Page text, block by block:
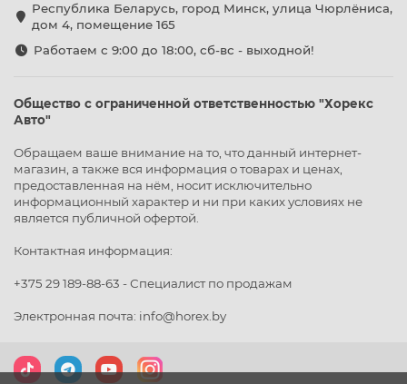
Республика Беларусь, город Минск, улица Чюрлёниса,
дом 4, помещение 165
Работаем с 9:00 до 18:00, сб-вс - выходной!
Общество с ограниченной ответственностью "Хорекс
Авто"
Обращаем ваше внимание на то, что данный интернет-
магазин, а также вся информация о товарах и ценах,
предоставленная на нём, носит исключительно
информационный характер и ни при каких условиях не
является публичной офертой.
Контактная информация:
+375 29 189-88-63 - Специалист по продажам
Электронная почта: info@horex.by